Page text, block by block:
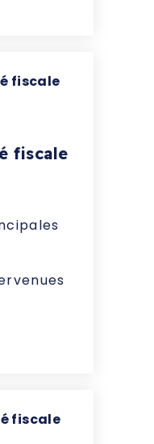
fiscale
fiscale
fiscale